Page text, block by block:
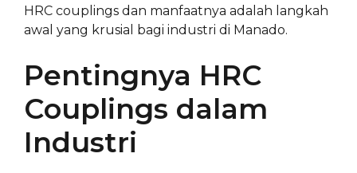
HRC couplings dan manfaatnya adalah langkah
awal yang krusial bagi industri di Manado.
Pentingnya HRC
Couplings dalam
Industri